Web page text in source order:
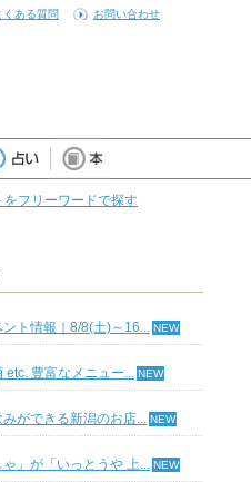
くある質問 お問い合わせ
フリーワードで探す
ト情報｜8/8(土)～16...
etc. 豊富なメニュー...
ができる新潟のお店...
」が「いっとうや 上...